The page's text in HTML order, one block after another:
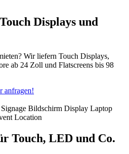
Displays und
Wir liefern Touch Displays,
ab 24 Zoll und Flatscreens bis 98
anfragen!
Touch, LED und Co.